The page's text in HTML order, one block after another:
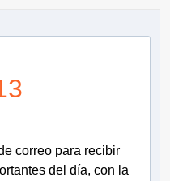
correo para recibir
del día, con la